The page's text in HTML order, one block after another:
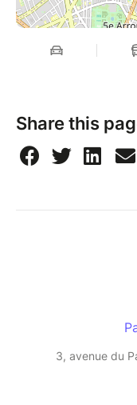
Share this
3, avenue du